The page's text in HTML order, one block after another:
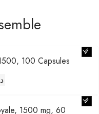
100 Capsules
هو: 1500 mg, 60